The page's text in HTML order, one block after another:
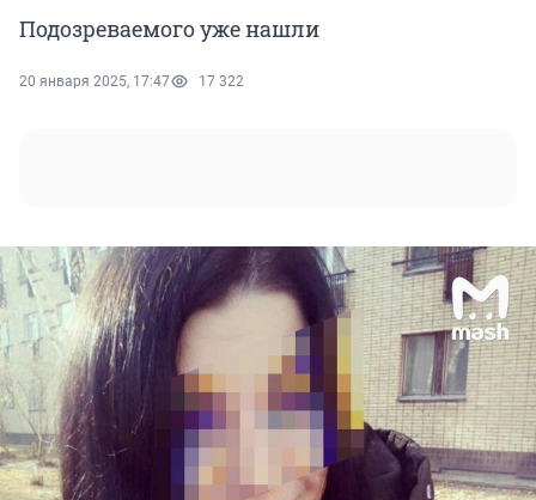
Подозреваемого уже нашли
20 января 2025, 17:47 17 322